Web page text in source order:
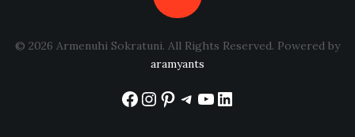
© 2026 Armenuhi Sokratuni. All Rights Reserved. Powered by
aramyants
Facebook
Instagram
Pinterest
Telegram
YouTube
LinkedIn